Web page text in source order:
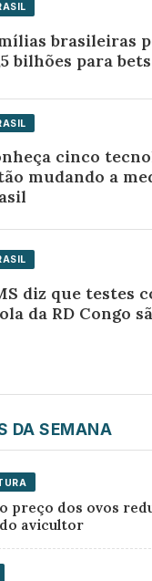
brasileiras
bilhões para
cinco
mudando a
diz que testes
da RD Congo
DA SEMANA
preço dos ovos
avicultor